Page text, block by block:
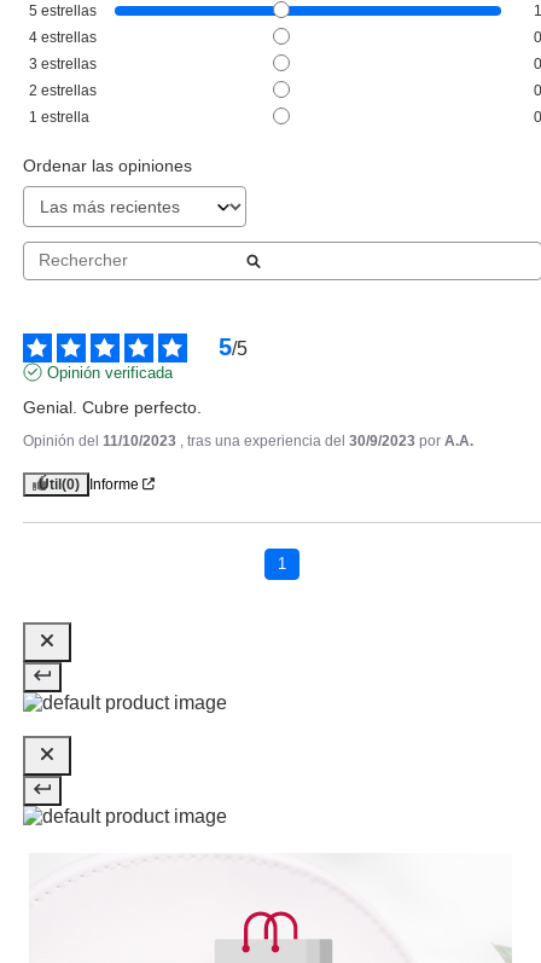
CLARINS
CLARINS CRAYON SOURCILS
LÁPIZ PARA CEJAS 01 DARK
BROWN
CLARINS EVERLASTING
5 estrellas
4 estrellas
3 estrellas
2 estrellas
1 estrella
Ordenar las opiniones
5/5
Opinión verificada
Genial. Cubre perfecto.
Opinión del 11/10/2023 , tras una experiencia del 30/9/2023 por A.A.
Útil (0) Informe
1